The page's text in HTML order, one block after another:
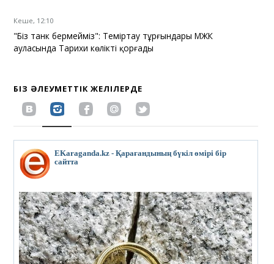
Кеше, 12:10
"Біз танк бермейміз": Теміртау тұрғындары МЖК
ауласында Тарихи көлікті қорғады
БІЗ ӘЛЕУМЕТТІК ЖЕЛІЛЕРДЕ
EKaraganda.kz - Қарағандының бүкіл өмірі бір
сайтта